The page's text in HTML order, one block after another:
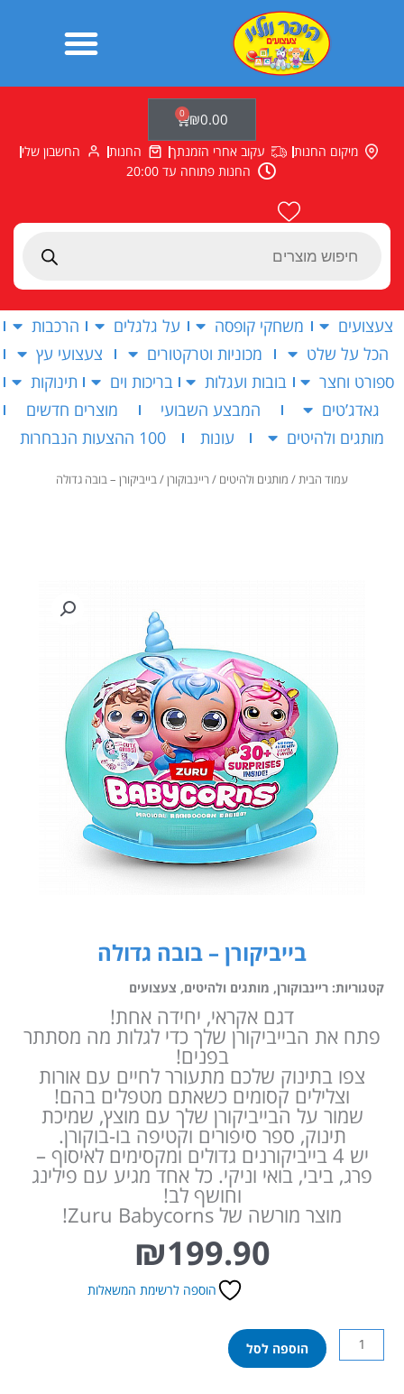
Products
₪0.00
0
עגלת
קניות
מיקום החנות עקוב אחרי הזמנתך החנות
החשבון שלי
החנות פתוחה עד 20:00
צעצועים משחקי קופסה על גלגלים
הרכבות
הכל על שלט
מכוניות וטרקטורים
צעצועי עץ
ספורט וחצר
בובות ועגלות בריכות וים
תינוקות
גאדג’טים
המבצע השבועי
מוצרים חדשים
מותגים ולהיטים
עונות 100 ההצעות הנבחרות
עמוד הבית/ מותגים ולהיטים /ריינבוקורן/ בייביקורן – בובה גדולה
בייביקורן – בובה גדולה
קטגוריות:ריינבוקורן, מותגים ולהיטים, צעצועים
דגם אקראי, יחידה אחת!
פתח את הבייביקורן שלך כדי לגלות מה מסתתר
בפנים!
צפו בתינוק שלכם מתעורר לחיים עם אורות
וצלילים קסומים כשאתם מטפלים בהם!
שמור על הבייביקורן שלך עם מוצץ, שמיכת
תינוק, ספר סיפורים וקטיפה בו-בוקורן.
יש 4 בייביקורנים גדולים ומקסימים לאיסוף –
פרג, ביבי, בואי וניקי. כל אחד מגיע עם פילינג
וחושף לב!
מוצר מורשה של Zuru Babycorns!
₪199.90
הוספה לרשימת המשאלות
כמות
של
הוספה לסל